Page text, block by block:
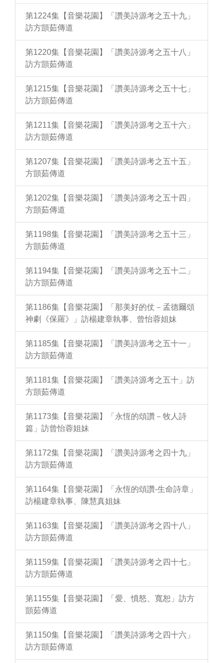
第1224集【音樂花園】「讚美詩源考之五十九」
訪方顗茹傳道
第1220集【音樂花園】「讚美詩源考之五十八」
訪方顗茹傳道
第1215集【音樂花園】「讚美詩源考之五十七」
訪方顗茹傳道
第1211集【音樂花園】「讚美詩源考之五十六」
訪方顗茹傳道
第1207集【音樂花園】「讚美詩源考之五十五」
方顗茹傳道
第1202集【音樂花園】「讚美詩源考之五十四」
方顗茹傳道
第1198集【音樂花園】「讚美詩源考之五十三」
方顗茹傳道
第1194集【音樂花園】「讚美詩源考之五十二」
訪方顗茹傳道
第1186集【音樂花園】「那美好的仗－孟德爾頌
神劇《保羅》」訪楊建章執事、曾怡蓉姐妹
第1185集【音樂花園】「讚美詩源考之五十一」
訪方顗茹傳道
第1181集【音樂花園】「讚美詩源考之五十」訪
方顗茹傳道
第1173集【音樂花園】「永恆的頌讚－牧人詩
篇」訪曾怡蓉姐妹
第1172集【音樂花園】「讚美詩源考之四十九」
訪方顗茹傳道
第1164集【音樂花園】「永恆的頌讚-生命詩章」
訪楊建章執事、陳慧真姐妹
第1163集【音樂花園】「讚美詩源考之四十八」
訪方顗茹傳道
第1159集【音樂花園】「讚美詩源考之四十七」
訪方顗茹傳道
第1155集【音樂花園】「愛、憤怒、寬恕」訪方
顗茹傳道
第1150集【音樂花園】「讚美詩源考之四十六」
訪方顗茹傳道